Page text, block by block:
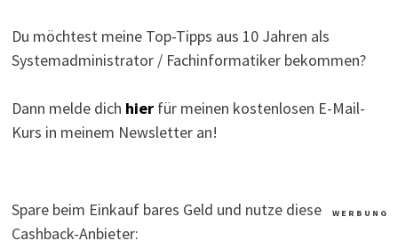
Du möchtest meine Top-Tipps aus 10 Jahren als
Systemadministrator / Fachinformatiker bekommen?
Dann melde dich hierfür meinen kostenlosen E-Mail-
Kurs in meinem Newsletter an!
W E R B U N G
Spare beim Einkauf bares Geld und nutze diese
Cashback-Anbieter: